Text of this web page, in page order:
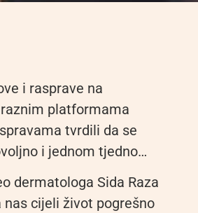
i rasprave na
platformama
tvrdili da se
i jednom tjedno…
dermatologa Sida Raza
nas cijeli život pogrešno